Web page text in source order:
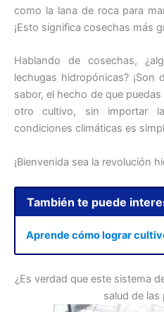
como la lana de roca para
¡Esto significa cosechas más
Hablando de cosechas,
lechugas hidropónicas? ¡Son
sabor, el hecho de que
otro cultivo, sin importar
condiciones climáticas es
¡Bienvenida sea la revolución
También te puede
Aprende cómo lograr
¿Es verdad que este sistema
salud de las